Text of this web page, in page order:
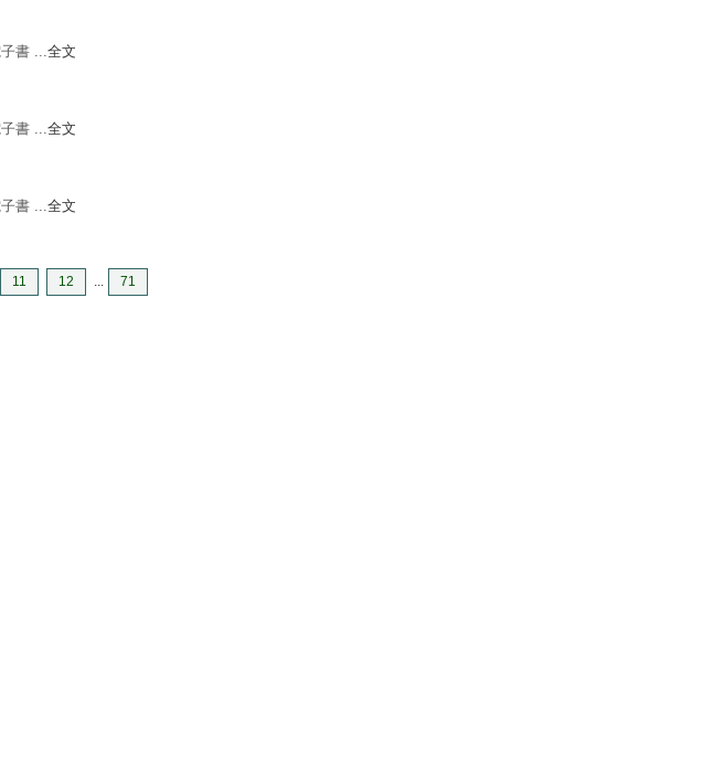
書 ...全文
書 ...全文
書 ...全文
11 12 ... 71